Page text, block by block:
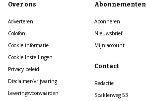
Over ons
Adverteren
Colofon
Cookie informatie
Cookie Instellingen
Privacy beleid
Disclaimer/vrijwaring
Leveringsvoorwaarden
Abonnementen
Abonneren
Nieuwsbrief
Mijn account
Contact
Redactie
Spaklerweg 53